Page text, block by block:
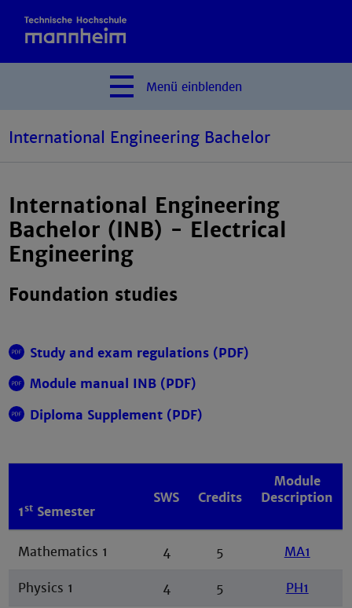
Menü einblenden
International Engineering Bachelor
International Engineering
Bachelor (INB) - Electrical
Engineering
Foundation studies
Study and exam regulations (PDF)
Module manual INB (PDF)
Diploma Supplement (PDF)
1st Semester
SWS Credits
Module
Description
Mathematics 1 4 5 MA1
Physics 1 4 5 PH1